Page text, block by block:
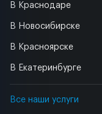
В Краснодаре
В Новосибирске
В Красноярске
В Екатеринбурге
Все наши услуги